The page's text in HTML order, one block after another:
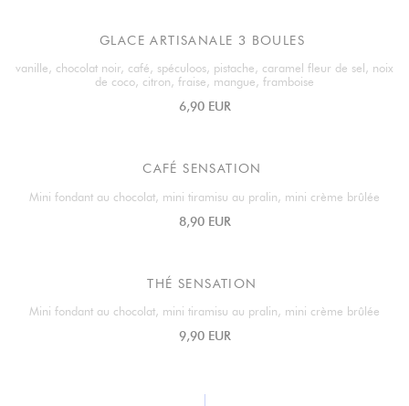
GLACE ARTISANALE 3 BOULES
vanille, chocolat noir, café, spéculoos, pistache, caramel fleur de sel, noix
de coco, citron, fraise, mangue, framboise
6,90 EUR
CAFÉ SENSATION
Mini fondant au chocolat, mini tiramisu au pralin, mini crème brûlée
8,90 EUR
THÉ SENSATION
Mini fondant au chocolat, mini tiramisu au pralin, mini crème brûlée
9,90 EUR